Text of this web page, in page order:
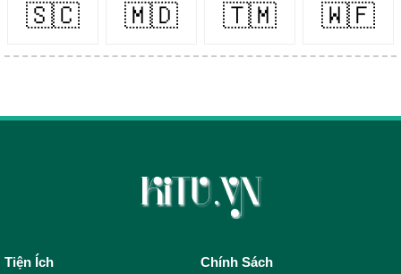
🇸🇨 🇲🇩 🇹🇲 🇼🇫
Tiện Ích Chính Sách